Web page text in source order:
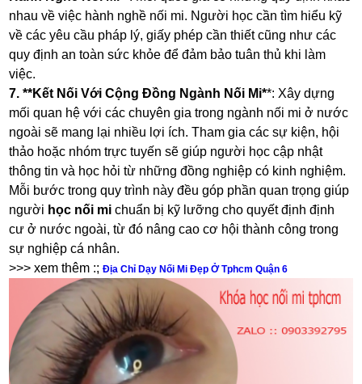
nhau về việc hành nghề nối mi. Người học cần tìm hiểu kỹ
về các yêu cầu pháp lý, giấy phép cần thiết cũng như các
quy định an toàn sức khỏe để đảm bảo tuân thủ khi làm
việc.
7. **Kết Nối Với Cộng Đồng Ngành Nối Mi**: Xây dựng
mối quan hệ với các chuyên gia trong ngành nối mi ở nước
ngoài sẽ mang lại nhiều lợi ích. Tham gia các sự kiện, hội
thảo hoặc nhóm trực tuyến sẽ giúp người học cập nhật
thông tin và học hỏi từ những đồng nghiệp có kinh nghiệm.
Mỗi bước trong quy trình này đều góp phần quan trọng giúp
người học nối michuẩn bị kỹ lưỡng cho quyết định định
cư ở nước ngoài, từ đó nâng cao cơ hội thành công trong
sự nghiệp cá nhân.
>>> xem thêm :;Địa Chỉ Dạy Nối Mi Đẹp Ở Tphcm Quận 6